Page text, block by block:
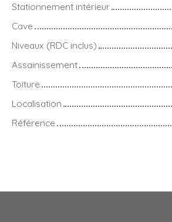
Stationnement intérieur
Cave
Niveaux (RDC inclus)
Assainissement
Toiture
Localisation
Référence